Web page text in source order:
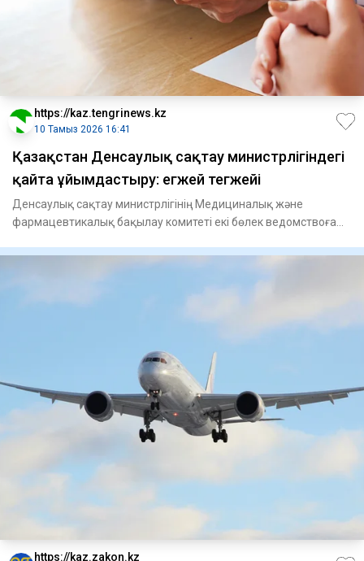
https://kaz.tengrinews.kz
10 Тамыз 2026 16:41
Қазақстан Денсаулық сақтау министрлігіндегі
қайта ұйымдастыру: егжей тегжейі
Денсаулық сақтау министрлігінің Медициналық және
фармацевтикалық бақылау комитеті екі бөлек ведомствоға
https://kaz.zakon.kz